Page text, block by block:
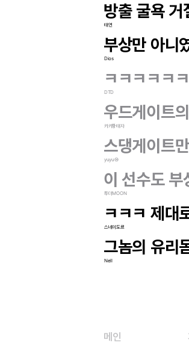
방출 굴욕
태연
부상만 아니
Dios
ㅋㅋㅋㅋㅋ
DTD
우드게이트
카카황태자
스댕게이트
yuyu⑭
이 선수도
투더MOON
ㅋㅋㅋ 제대
스네이도르
그놈의 유리
Nell
메인